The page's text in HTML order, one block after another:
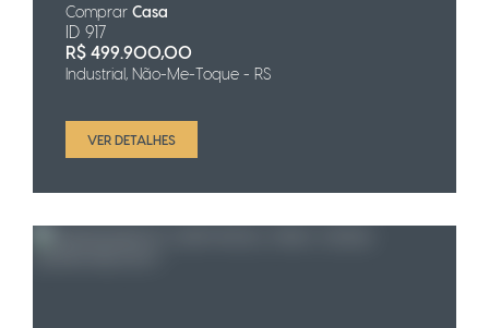
Comprar Casa
ID 917
R$ 499.900,00
Industrial, Não-Me-Toque - RS
VER DETALHES